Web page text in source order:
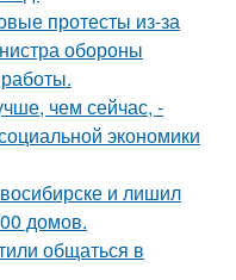
протесты из-за
обороны
чем сейчас, -
экономики
и лишил
домов.
общаться в